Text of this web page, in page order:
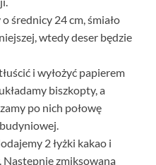
średnicy 24 cm, śmiało
wtedy deser będzie
i wyłożyć papierem
biszkopty, a
po nich połowę
2 łyżki kakao i
Następnie zmiksowaną